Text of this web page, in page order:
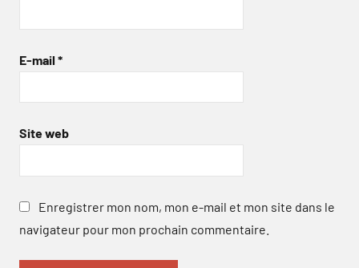
E-mail *
Site web
Enregistrer mon nom, mon e-mail et mon site dans le
navigateur pour mon prochain commentaire.